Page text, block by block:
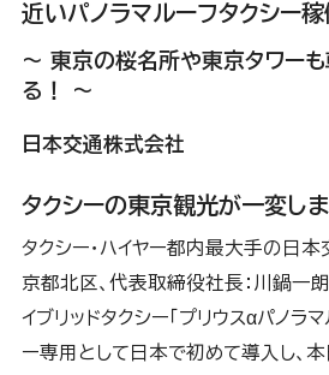
近いパノラマルーフタクシー稼
～ 東京の桜名所や東京タワー
る！ ～
日本交通株式会社
タクシーの東京観光が一変しま
タクシー・ハイヤー都内最大手の日本
京都北区、代表取締役社長：川鍋一朗
イブリッドタクシー「プリウスαパノラ
ー専用として日本で初めて導入し、